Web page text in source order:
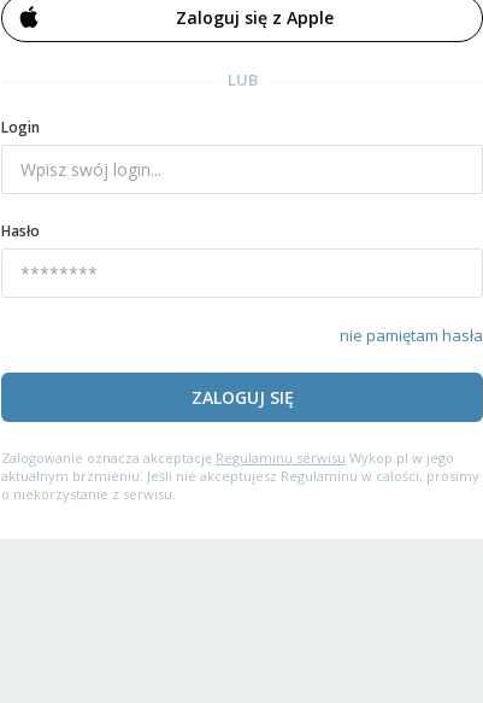
Zaloguj się z Apple
LUB
Login
Hasło
nie pamiętam hasła
ZALOGUJ SIĘ
Zalogowanie oznacza akceptację Regulaminu serwisu Wykop.pl w jego
aktualnym brzmieniu. Jeśli nie akceptujesz Regulaminu w całości, prosimy
o niekorzystanie z serwisu.